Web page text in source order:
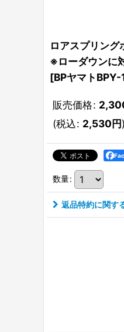
ロアスプリン
※ローダウンに
[BPヤマト
販売価格:
(税込: 2,530円)
数量:
返品特約に関す